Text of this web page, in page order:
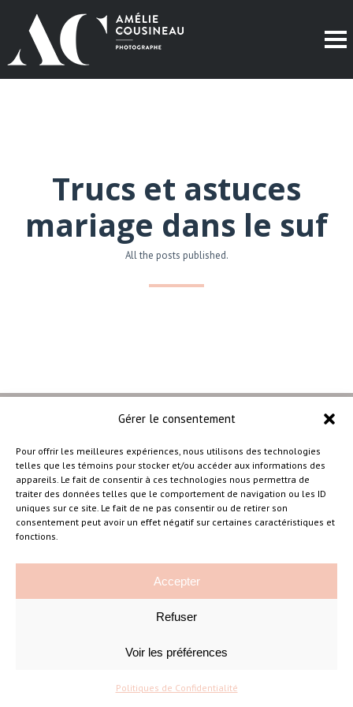
Gérer le consentement
Pour offrir les meilleures expériences, nous utilisons des technologies
telles que les témoins pour stocker et/ou accéder aux informations des
appareils. Le fait de consentir à ces technologies nous permettra de
traiter des données telles que le comportement de navigation ou les ID
uniques sur ce site. Le fait de ne pas consentir ou de retirer son
consentement peut avoir un effet négatif sur certaines caractéristiques et
fonctions.
Accepter
Refuser
Voir les préférences
Politiques de Confidentialité
Trucs et astuces
mariage dans le suf
All the posts published.
–
Amélie Cousineau Photographe
©Amelie Cousineau Photographe